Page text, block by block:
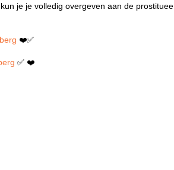
je je volledig overgeven aan de prostituee
❤️✅
✅ ❤️